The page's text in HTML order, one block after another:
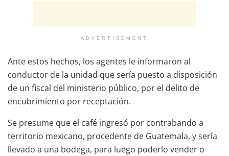
ADVERTISEMENT
Ante estos hechos, los agentes le informaron al
conductor de la unidad que sería puesto a disposición
de un fiscal del ministerio público, por el delito de
encubrimiento por receptación.
Se presume que el café ingresó por contrabando a
territorio mexicano, procedente de Guatemala, y sería
llevado a una bodega, para luego poderlo vender o